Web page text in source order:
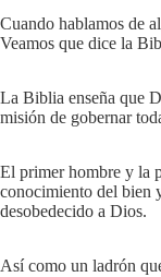
Cuando hablamos de
Veamos que dice la
La Biblia enseña que
misión de gobernar
El primer hombre y la
conocimiento del bien
desobedecido a Dios.
Así como un ladrón